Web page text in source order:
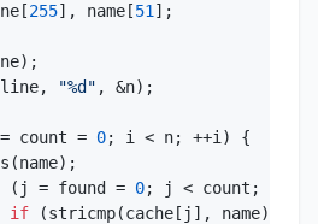
255], name[51
"%d"
count = 0
(j = found = 0
if (stricmp(cache[j], name) ==